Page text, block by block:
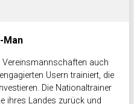
Man
Vereinsmannschaften auch
Usern trainiert, die
Die Nationaltrainer
ihres Landes zurück und